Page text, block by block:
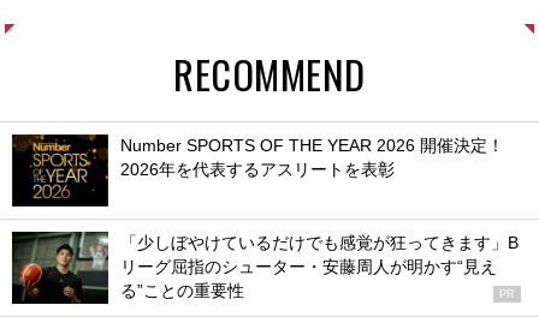
RECOMMEND
Number SPORTS OF THE YEAR 2026 開催決定！
2026年を代表するアスリートを表彰
「少しぼやけているだけでも感覚が狂ってきます」B
リーグ屈指のシューター・安藤周人が明かす“見え
る”ことの重要性
PR